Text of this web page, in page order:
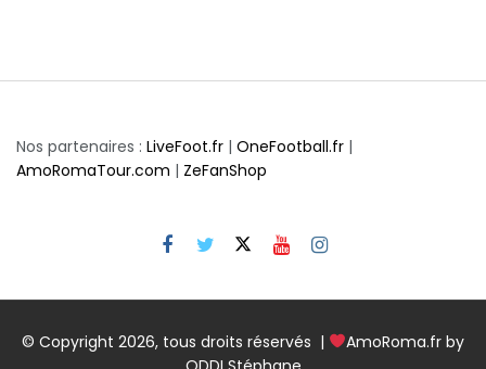
Nos partenaires : LiveFoot.fr | OneFootball.fr |
AmoRomaTour.com | ZeFanShop
© Copyright 2026, tous droits réservés |
AmoRoma.fr by